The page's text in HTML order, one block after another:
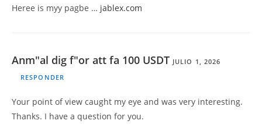
Heree is myy pagbe … jablex.com
Anm"al dig f"or att fa 100 USDT JULIO 1, 2026
RESPONDER
Your point of view caught my eye and was very interesting.
Thanks. I have a question for you.